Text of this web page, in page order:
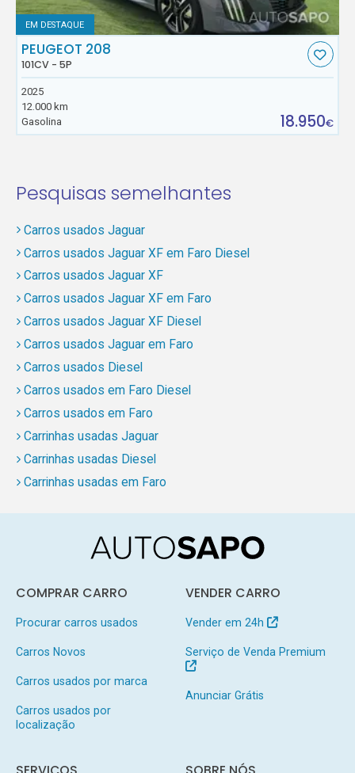
EM DESTAQUE
PEUGEOT 208
101CV - 5P
2025
12.000 km
Gasolina
18.950€
Pesquisas semelhantes
Carros usados Jaguar
Carros usados Jaguar XF em Faro Diesel
Carros usados Jaguar XF
Carros usados Jaguar XF em Faro
Carros usados Jaguar XF Diesel
Carros usados Jaguar em Faro
Carros usados Diesel
Carros usados em Faro Diesel
Carros usados em Faro
Carrinhas usadas Jaguar
Carrinhas usadas Diesel
Carrinhas usadas em Faro
COMPRAR CARRO
Procurar carros usados
Carros Novos
Carros usados por marca
Carros usados por
localização
VENDER CARRO
Vender em 24h
Serviço de Venda Premium
Anunciar Grátis